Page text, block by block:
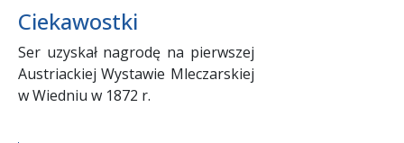
Ciekawostki
Ser uzyskał nagrodę na pierwszej
Austriackiej Wystawie Mleczarskiej
w Wiedniu w 1872 r.